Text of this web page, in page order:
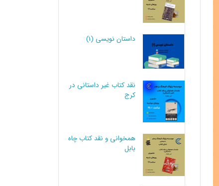
داستان نویسی (1)
نقد کتاب غیر داستانی در
کرج
همخوانی و نقد کتاب چاه
بابل